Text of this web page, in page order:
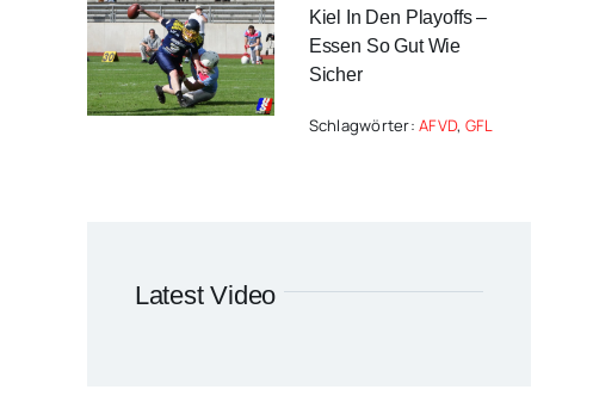
Kiel In Den Playoffs –
Essen So Gut Wie
Sicher
Schlagwörter:AFVD, GFL
Latest Video